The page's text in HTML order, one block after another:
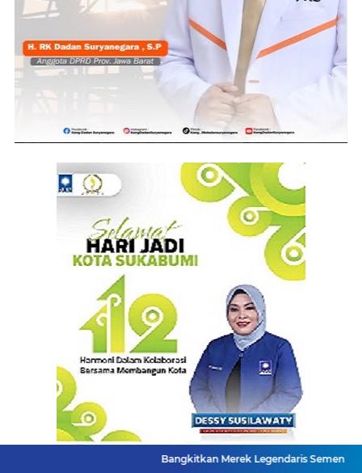
Bangkitkan Merek Legendaris Semen Kujang, SIG